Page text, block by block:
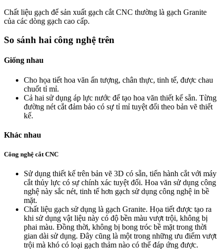
Chất liệu gạch để sản xuất gạch cắt CNC thường là gạch Granite
của các dòng gạch cao cấp.
So sánh hai công nghệ trên
Giống nhau
Cho họa tiết hoa văn ấn tượng, chân thực, tinh tế, được chau
chuốt tỉ mỉ.
Cả hai sử dụng áp lực nước để tạo hoa văn thiết kế sẵn. Từng
đường nét cắt đảm bảo có sự tỉ mỉ tuyệt đối theo bản vẽ thiết
kế.
Khác nhau
Công nghệ cắt CNC
Sử dụng thiết kế trên bản vẽ 3D có sẵn, tiến hành cắt với máy
cắt thủy lực có sự chính xác tuyệt đối. Hoa văn sử dụng công
nghệ này sắc nét, tinh tế hơn gạch sử dụng công nghệ in bề
mặt.
Chất liệu gạch sử dụng là gạch Granite. Họa tiết được tạo ra
khi sử dụng vật liệu này có độ bền màu vượt trội, không bị
phai màu. Đồng thời, không bị bong tróc bề mặt trong thời
gian dài sử dụng. Đây cũng là một trong những ưu điểm vượt
trội mà khó có loại gạch thảm nào có thể đáp ứng được.